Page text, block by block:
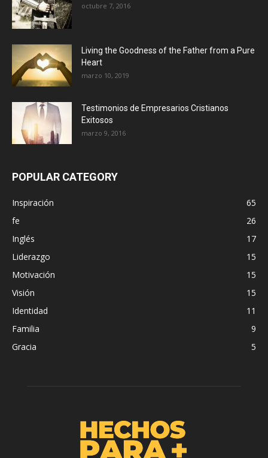
octubre 7, 2016
Living the Goodness of the Father from a Pure
Heart
marzo 10, 2019
Testimonios de Empresarios Cristianos
Exitosos
marzo 9, 2016
POPULAR CATEGORY
Inspiración
65
fe
26
Inglés
17
Liderazgo
15
Motivación
15
Visión
15
Identidad
11
Familia
9
Gracia
5